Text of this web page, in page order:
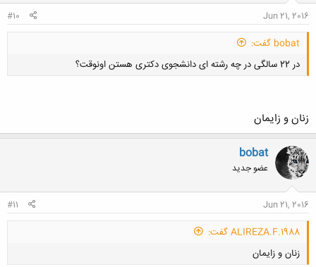
Jun 21, 2016
#10
bobat گفت:
در 22 سالگی در چه رشته ای دانشجوی دکتری هستن اونوقت؟
زنان و زایمان
bobat
عضو جدید
Jun 21, 2016
#11
ALIREZA.F.1988 گفت:
زنان و زایمان